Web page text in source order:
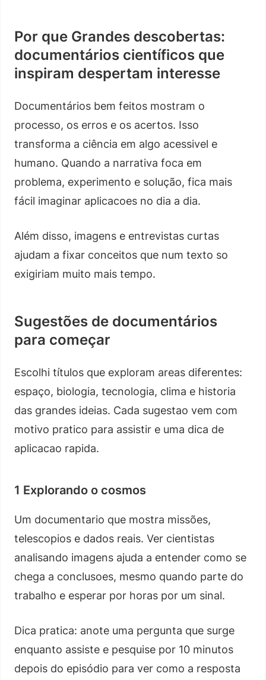
Por que Grandes descobertas:
documentários científicos que
inspiram despertam interesse
Documentários bem feitos mostram o
processo, os erros e os acertos. Isso
transforma a ciência em algo acessivel e
humano. Quando a narrativa foca em
problema, experimento e solução, fica mais
fácil imaginar aplicacoes no dia a dia.
Além disso, imagens e entrevistas curtas
ajudam a fixar conceitos que num texto so
exigiriam muito mais tempo.
Sugestões de documentários
para começar
Escolhi títulos que exploram areas diferentes:
espaço, biologia, tecnologia, clima e historia
das grandes ideias. Cada sugestao vem com
motivo pratico para assistir e uma dica de
aplicacao rapida.
1 Explorando o cosmos
Um documentario que mostra missões,
telescopios e dados reais. Ver cientistas
analisando imagens ajuda a entender como se
chega a conclusoes, mesmo quando parte do
trabalho e esperar por horas por um sinal.
Dica pratica: anote uma pergunta que surge
enquanto assiste e pesquise por 10 minutos
depois do episódio para ver como a resposta